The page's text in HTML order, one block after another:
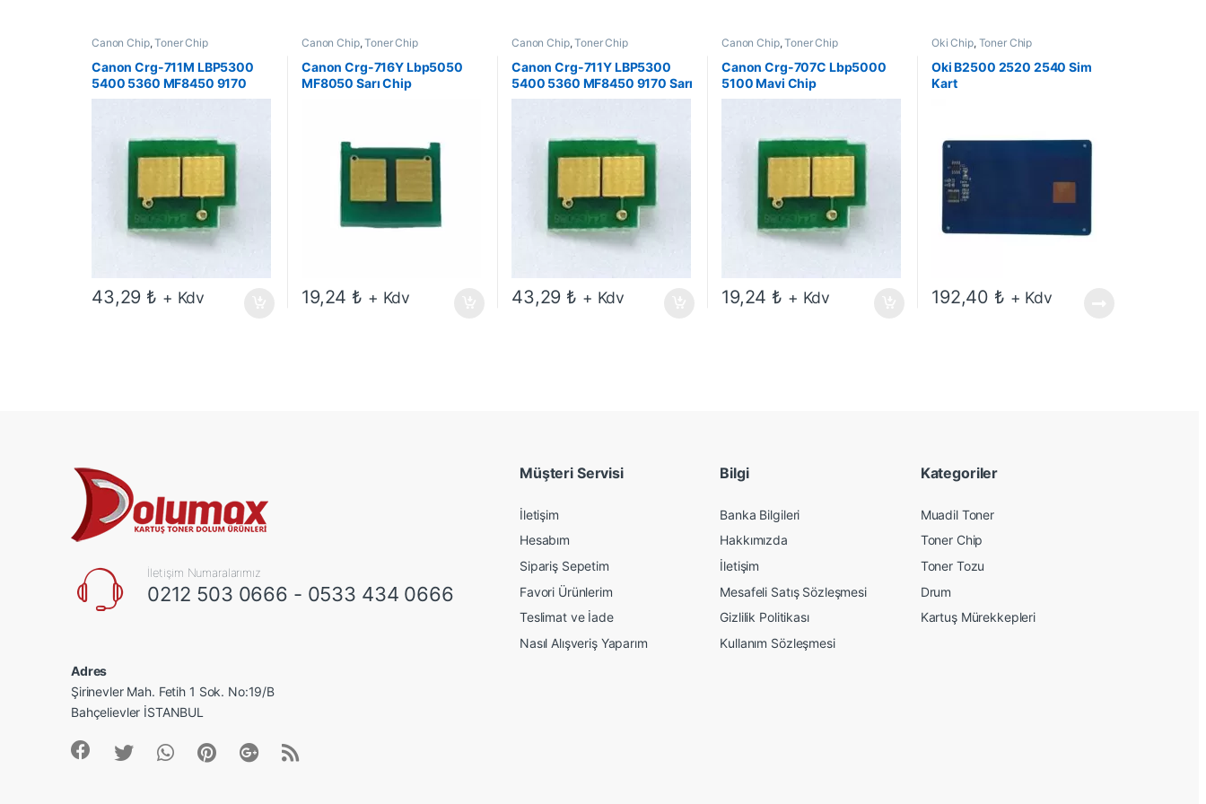
Canon Chip,Toner Chip
Canon Crg-711M LBP5300
5400 5360 MF8450 9170
Kırmızı Chip
43,29 ₺ + Kdv
Canon Chip,Toner Chip
Canon Crg-716Y Lbp5050
MF8050 Sarı Chip
19,24 ₺ + Kdv
Canon Chip,Toner Chip
Canon Crg-711Y LBP5300
5400 5360 MF8450 9170 Sarı
Chip
43,29 ₺ + Kdv
Canon Chip,Toner Chip
Canon Crg-707C Lbp5000
5100 Mavi Chip
19,24 ₺ + Kdv
Oki Chip, Toner Chip
Oki B2500 2520 2540 Sim
Kart
192,40 ₺ + Kdv
İletişim Numaralarımız
0212 503 0666 - 0533 434 0666
Adres
Şirinevler Mah. Fetih 1 Sok. No:19/B
Bahçelievler İSTANBUL
Müşteri Servisi
İletişim
Hesabım
Sipariş Sepetim
Favori Ürünlerim
Teslimat ve İade
Nasıl Alışveriş Yaparım
Bilgi
Banka Bilgileri
Hakkımızda
İletişim
Mesafeli Satış Sözleşmesi
Gizlilik Politikası
Kullanım Sözleşmesi
Kategoriler
Muadil Toner
Toner Chip
Toner Tozu
Drum
Kartuş Mürekkepleri